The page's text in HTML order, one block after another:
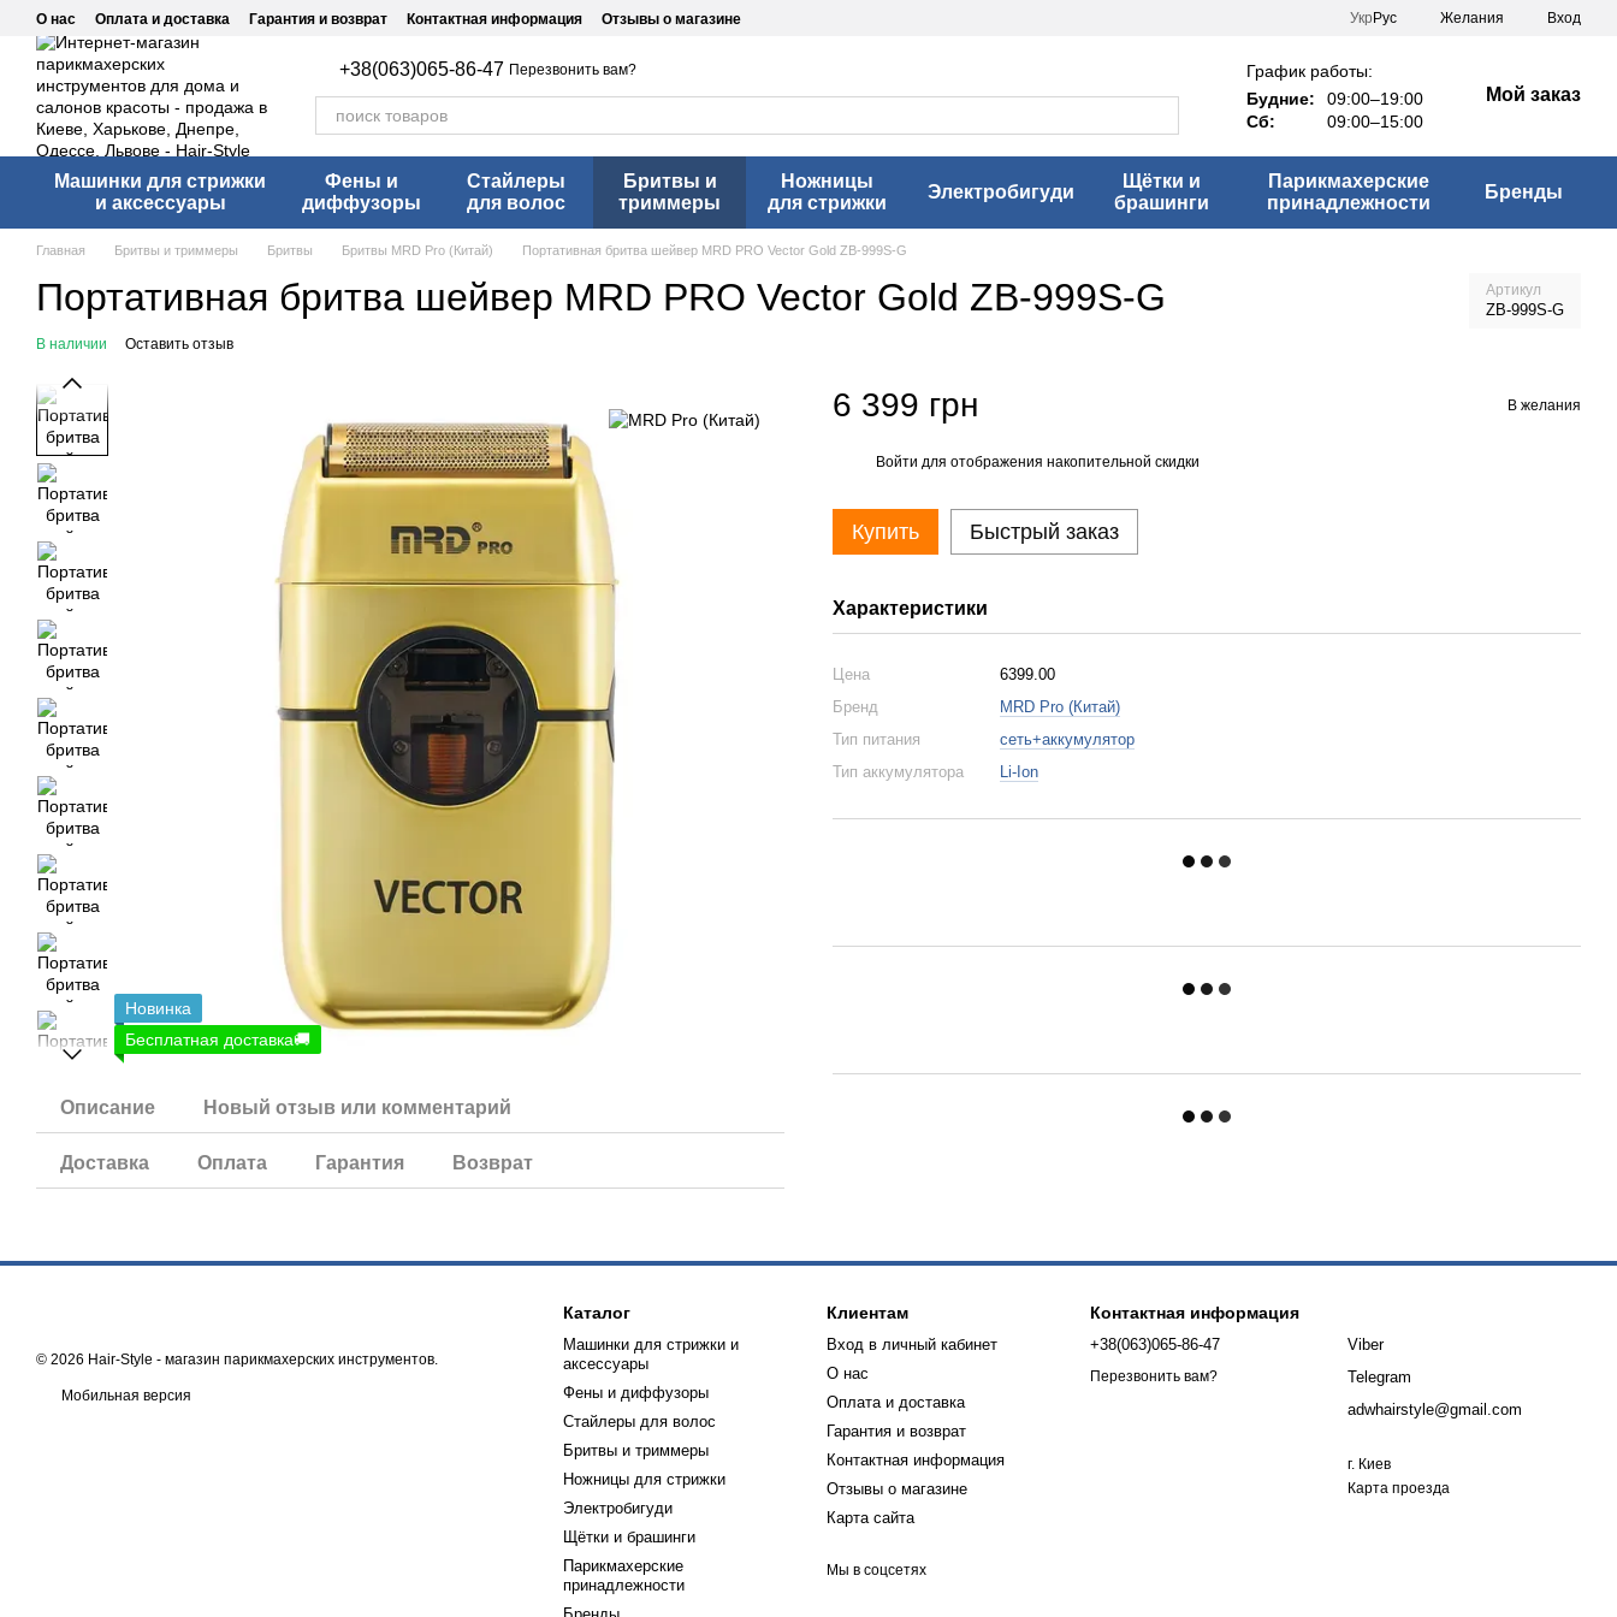
Перейти к основному контенту
О нас Оплата и доставка Гарантия и возврат Контактная информация Отзывы о магазине Укр Рус Желания Вход
+38(063)065-86-47 Перезвонить вам?
График работы:
Будние:
09:00–19:00
Сб:
09:00–15:00
Мой заказ
Машинки для стрижки
и аксессуары
Фены и
диффузоры
Стайлеры
для волос
Бритвы и
триммеры
Ножницы
для стрижки
Электробигуди
Щётки и
брашинги
Парикмахерские
принадлежности
Бренды
Главная Бритвы и триммеры Бритвы Бритвы MRD Pro (Китай) Портативная бритва шейвер MRD PRO Vector Gold ZB-999S-G
Портативная бритва шейвер MRD PRO Vector Gold ZB-999S-G Артикул
ZB-999S-G
В наличии Оставить отзыв
Новинка
Бесплатная доставка🚚
Описание Новый отзыв или комментарий
Доставка Оплата Гарантия Возврат
6 399 грн В желания
Войти для отображения накопительной скидки
Купить Быстрый заказ
Характеристики
Цена
6399.00
Бренд
MRD Pro (Китай)
Тип питания
сеть+аккумулятор
Тип аккумулятора
Li-Ion
© 2026 Hair-Style - магазин парикмахерских инструментов.
Мобильная версия
Каталог
Машинки для стрижки и
аксессуары
Фены и диффузоры
Стайлеры для волос
Бритвы и триммеры
Ножницы для стрижки
Электробигуди
Щётки и брашинги
Парикмахерские
принадлежности
Клиентам
Вход в личный кабинет
О нас
Оплата и доставка
Гарантия и возврат
Контактная информация
Отзывы о магазине
Карта сайта
Мы в соцсетях
Контактная информация
+38(063)065-86-47
Перезвонить вам?
Viber
Telegram
adwhairstyle@gmail.com
г. Киев
Карта проезда